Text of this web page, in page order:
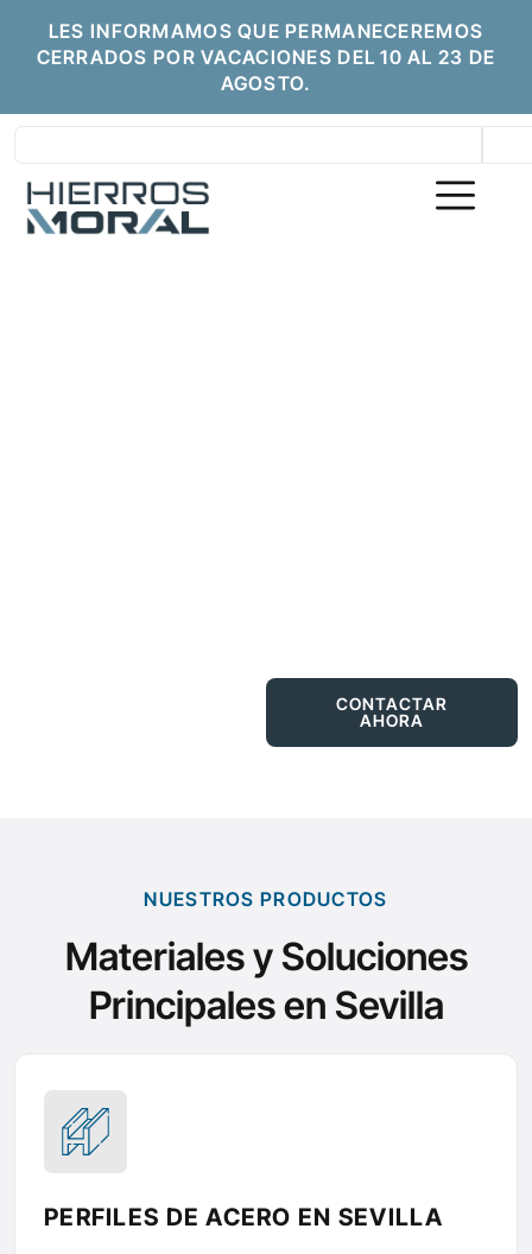
LES INFORMAMOS QUE PERMANECEREMOS
CERRADOS POR VACACIONES DEL 10 AL 23 DE
AGOSTO.
CONTACTAR
AHORA
NUESTROS PRODUCTOS
Materiales y Soluciones
Principales en Sevilla
PERFILES DE ACERO EN SEVILLA